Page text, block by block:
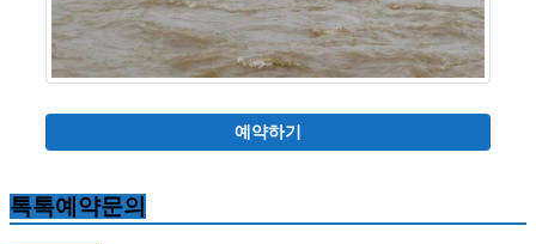
예약하기
톡톡예약문의